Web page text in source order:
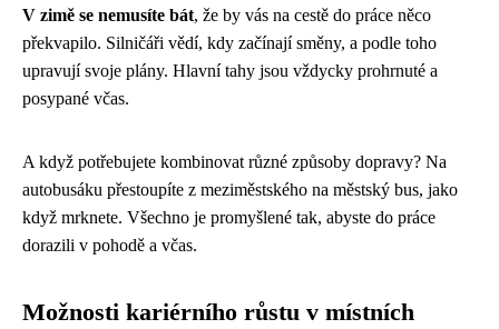
V zimě se nemusíte bát, že by vás na cestě do práce něco
překvapilo. Silničáři vědí, kdy začínají směny, a podle toho
upravují svoje plány. Hlavní tahy jsou vždycky prohrnuté a
posypané včas.
A když potřebujete kombinovat různé způsoby dopravy? Na
autobusáku přestoupíte z meziměstského na městský bus, jako
když mrknete. Všechno je promyšlené tak, abyste do práce
dorazili v pohodě a včas.
Možnosti kariérního růstu v místních